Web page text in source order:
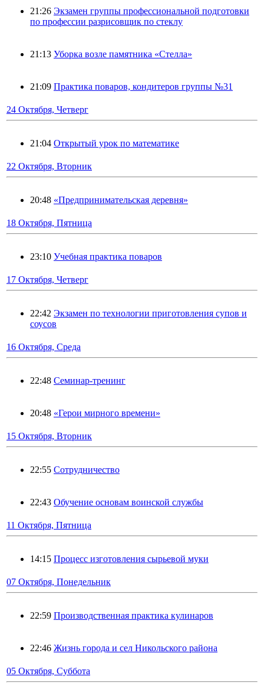
21:26 Экзамен группы профессиональной подготовки
по профессии разрисовщик по стеклу
21:13 Уборка возле памятника «Стелла»
21:09 Практика поваров, кондитеров группы №31
24 Октября, Четверг
21:04 Открытый урок по математике
22 Октября, Вторник
20:48 «Предпринимательская деревня»
18 Октября, Пятница
23:10 Учебная практика поваров
17 Октября, Четверг
22:42 Экзамен по технологии приготовления супов и
соусов
16 Октября, Среда
22:48 Семинар-тренинг
20:48 «Герои мирного времени»
15 Октября, Вторник
22:55 Сотрудничество
22:43 Обучение основам воинской службы
11 Октября, Пятница
14:15 Процесс изготовления сырьевой муки
07 Октября, Понедельник
22:59 Производственная практика кулинаров
22:46 Жизнь города и сел Никольского района
05 Октября, Суббота